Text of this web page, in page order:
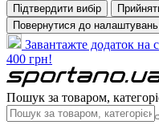
Підтвердити вибір
Повернутися до налаштувань
Завантажте додаток на
400 грн!
Пошук за товаром,